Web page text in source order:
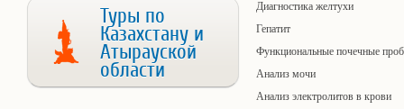
Туры по
Казахстану и
Атырауской
области
Диагностика желтухи
Гепатит
Функциональные почечные
Анализ мочи
Анализ электролитов в крови